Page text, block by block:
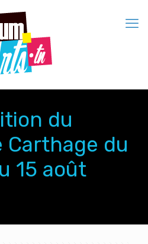
du
du
15 août